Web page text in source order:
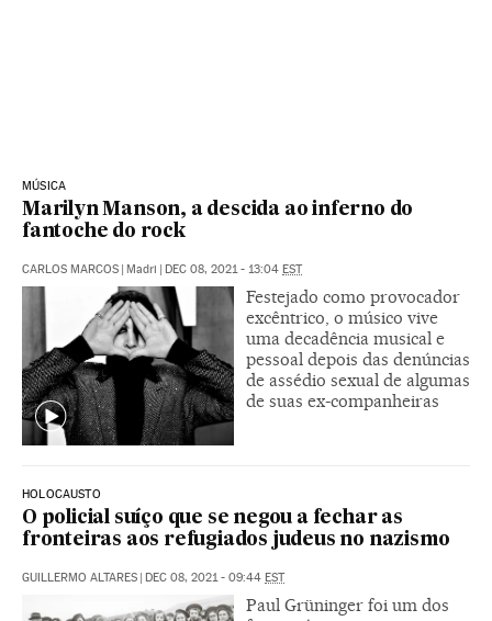
MÚSICA
Marilyn Manson, a descida ao inferno do
fantoche do rock
CARLOS MARCOS | Madri | DEC 08, 2021 - 13:04 EST
Festejado como provocador
excêntrico, o músico vive
uma decadência musical e
pessoal depois das denúncias
de assédio sexual de algumas
de suas ex-companheiras
HOLOCAUSTO
O policial suíço que se negou a fechar as
fronteiras aos refugiados judeus no nazismo
GUILLERMO ALTARES | DEC 08, 2021 - 09:44 EST
Paul Grüninger foi um dos